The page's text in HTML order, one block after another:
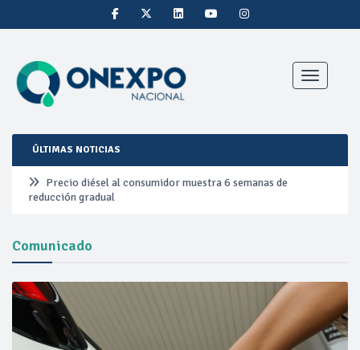
Toggle
ÚLTIMAS NOTICIAS
Precio diésel al consumidor muestra 6 semanas de
reducción gradual
Pemex ante la refinación clandestina
Petrobras duplica ganancias en segundo trimestre por
precios del petróleo y producción récord
Cautela en el mercado por conversaciones Irán-Omán
mantienen precios al alza
Comunicado